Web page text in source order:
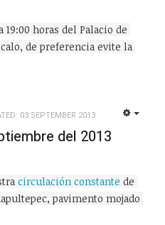
19:00 horas del Palacio de
de preferencia evite la
03 SEPTEMBER 2013
del 2013
circulación constante de
pavimento mojado